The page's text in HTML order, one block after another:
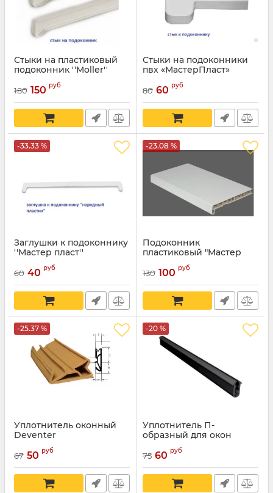
Стыки на пластиковый
подоконник ''Moller''
180 150 руб
Стыки на подоконники
пвх «МастерПласт»
80 60 руб
-33.33 %
Заглушки к подоконнику
''Мастер пласт''
60 40 руб
-23.08 %
Подоконник
пластиковый "Мастер
пласт" глянец
130 100 руб
-25.37 %
Уплотнитель оконный
Deventer
67 50 руб
-20 %
Уплотнитель П-
образный для окон
75 60 руб